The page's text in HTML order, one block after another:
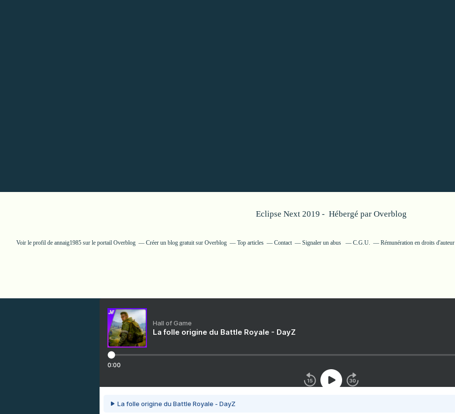
Eclipse Next 2019 - Hébergé par Overblog
Voir le profil de annaig1985 sur le portail Overblog Créer un blog gratuit sur Overblog Top articles Contact Signaler un abus C.G.U. Rémunération en droits d'auteur
Hall of Game
La folle origine du Battle Royale - DayZ
0:00
La folle origine du Battle Royale - DayZ